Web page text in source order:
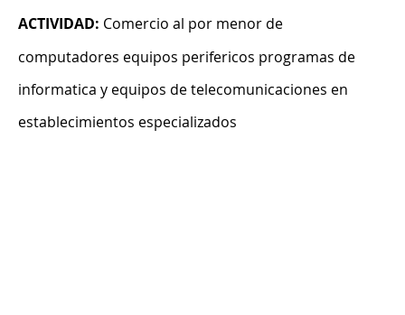
ACTIVIDAD: Comercio al por menor de
computadores equipos perifericos programas de
informatica y equipos de telecomunicaciones en
establecimientos especializados